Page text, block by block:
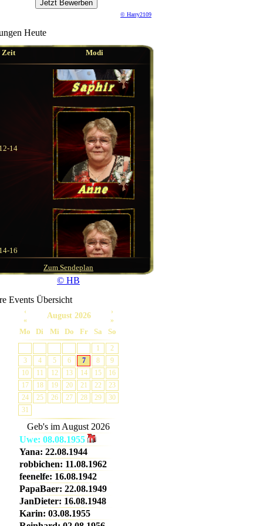
© Harry2109
Heute
Zeit Modi
12
14
16
Zum Sendeplan
© HB
Events Übersicht
‹
«
August 2026
›
»
Mo Di Mi Do Fr Sa So
1
2
3
4 5 6 7 8
9
10
11 12 13 14 15
16
17
18 19 20 21 22
23
24
25 26 27 28 29
30
31
Geb's im August 2026
Uwe: 08.08.1955
Yana: 22.08.1944
robbichen: 11.08.1962
feenelfe: 16.08.1942
PapaBaer: 22.08.1949
JanDieter: 16.08.1948
Karin: 03.08.1955